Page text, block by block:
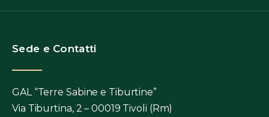
Sede e Contatti
GAL “Terre Sabine e Tiburtine”
Via Tiburtina, 2 – 00019 Tivoli (Rm)